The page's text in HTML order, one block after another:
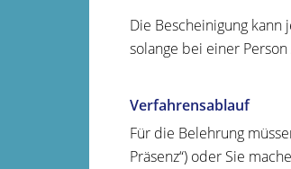
Die Bescheinigung
solange bei einer
Verfahrensablauf
Für die Belehrung
Präsenz“) oder Sie